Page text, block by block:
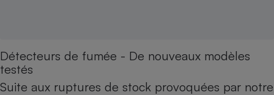
Détecteurs de fumée - De nouveaux modèles
testés
Suite aux ruptures de stock provoquées par notre